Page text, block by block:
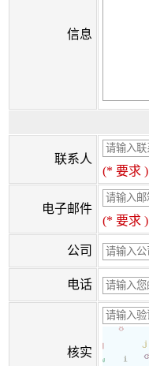
信息
联系人
(* 要求 )
电子邮件
(* 要求 )
公司
电话
核实